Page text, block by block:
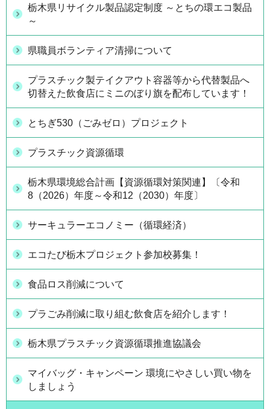
栃木県リサイクル製品認定制度 ～とちの環エコ製品
～
県職員ボランティア清掃について
プラスチック製テイクアウト容器等から代替製品へ
切替えた飲食店にミニのぼり旗を配布しています！
とちぎ530（ごみゼロ）プロジェクト
プラスチック資源循環
栃木県環境総合計画【資源循環対策関連】〔令和
8（2026）年度～令和12（2030）年度〕
サーキュラーエコノミー（循環経済）
エコたび栃木プロジェクト参加校募集！
食品ロス削減について
プラごみ削減に取り組む飲食店を紹介します！
栃木県プラスチック資源循環推進協議会
マイバッグ・キャンペーン 環境にやさしい買い物を
しましょう